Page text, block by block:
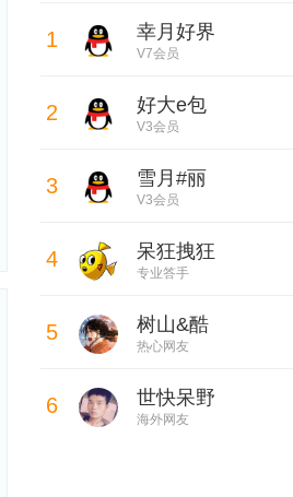
1 幸月好界
V7会员
2 好大e包
V3会员
3 雪月#丽
V3会员
4 呆狂拽狂
专业答手
5 树山&酷
热心网友
6 世快呆野
海外网友